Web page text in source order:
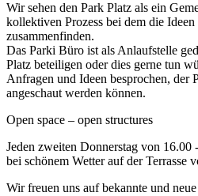
Wir sehen den Park Platz als ein
kollektiven Prozess bei dem die
zusammenfinden.
Das Parki Büro ist als Anlaufstelle
Platz beteiligen oder dies gerne tun
Anfragen und Ideen besprochen, der
angeschaut werden können.
Open space – open structures
Jeden zweiten Donnerstag von
bei schönem Wetter auf der Terrasse
Wir freuen uns auf bekannte und